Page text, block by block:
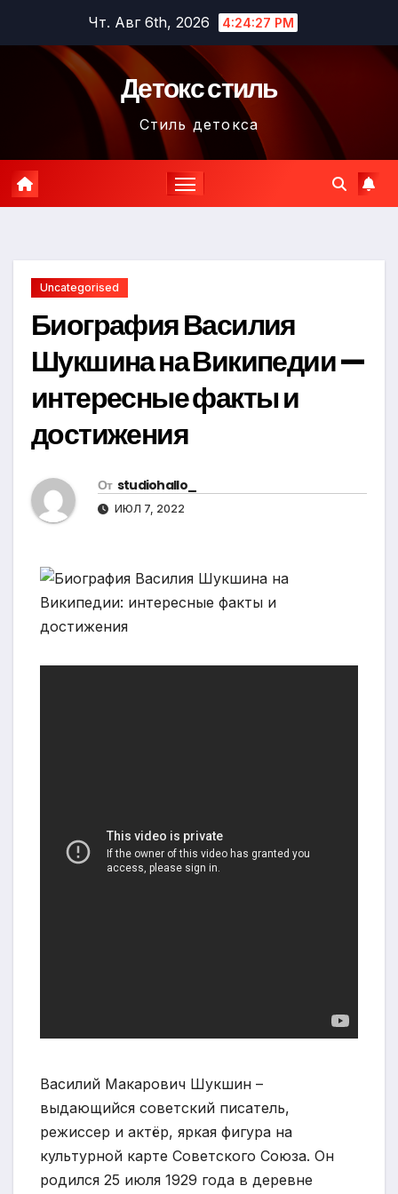
содержимому
Чт. Авг 6th, 2026 4:24:28 PM
Детокс стиль
Стиль детокса
Uncategorised
Биография Василия
Шукшина на Википедии —
интересные факты и
достижения
От studiohallo_
ИЮЛ 7, 2022
Василий Макарович Шукшин –
выдающийся советский писатель,
режиссер и актёр, яркая фигура на
культурной карте Советского Союза. Он
родился 25 июля 1929 года в деревне